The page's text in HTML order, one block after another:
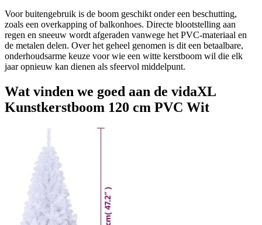
Voor buitengebruik is de boom geschikt onder een beschutting,
zoals een overkapping of balkonhoes. Directe blootstelling aan
regen en sneeuw wordt afgeraden vanwege het PVC-materiaal en
de metalen delen. Over het geheel genomen is dit een betaalbare,
onderhoudsarme keuze voor wie een witte kerstboom wil die elk
jaar opnieuw kan dienen als sfeervol middelpunt.
Wat vinden we goed aan de vidaXL
Kunstkerstboom 120 cm PVC Wit